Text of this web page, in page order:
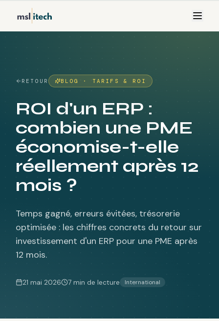
RETOUR BLOG · TARIFS & ROI
ROI d'un ERP :
combien une PME
économise-t-elle
réellement après 12
mois ?
Temps gagné, erreurs évitées, trésorerie
optimisée : les chiffres concrets du retour sur
investissement d'un ERP pour une PME après
12 mois.
21 mai 2026 7 min de lecture International